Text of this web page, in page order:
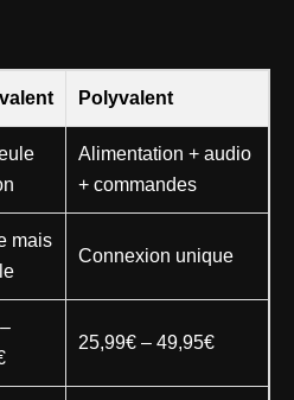
Polyvalent
Alimentation + audio
+ commandes
mais
Connexion unique
25,99€ – 49,95€